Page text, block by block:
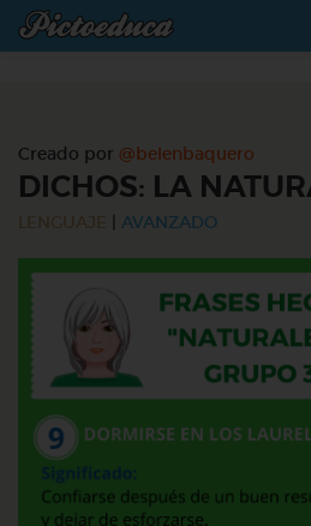
Creado por @belenbaquero
DICHOS: LA
LENGUAJE AVANZADO